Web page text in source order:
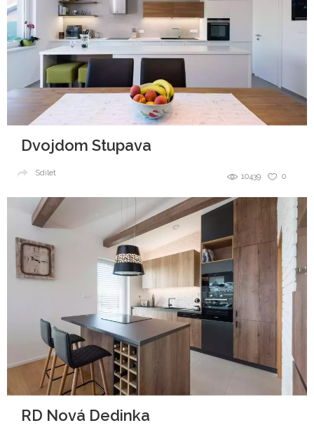
Dvojdom Stupava
0
10439
Sdílet
RD Nová Dedinka